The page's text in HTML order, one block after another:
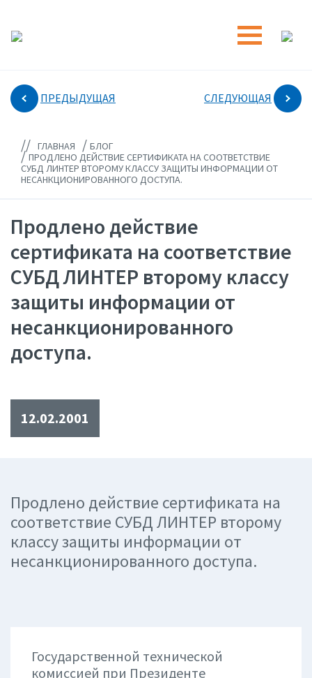
ПРЕДЫДУЩАЯ СЛЕДУЮЩАЯ
// ГЛАВНАЯ / БЛОГ
/ПРОДЛЕНО ДЕЙСТВИЕ СЕРТИФИКАТА НА СООТВЕТСТВИЕ
СУБД ЛИНТЕР ВТОРОМУ КЛАССУ ЗАЩИТЫ ИНФОРМАЦИИ ОТ
НЕСАНКЦИОНИРОВАННОГО ДОСТУПА.
Продлено действие
сертификата на соответствие
СУБД ЛИНТЕР второму классу
защиты информации от
несанкционированного
доступа.
12.02.2001
Продлено действие сертификата на
соответствие СУБД ЛИНТЕР второму
классу защиты информации от
несанкционированного доступа.
Государственной технической
комиссией при Президенте